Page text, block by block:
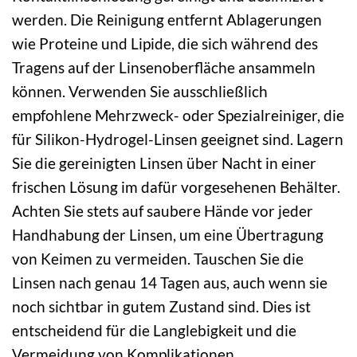
werden. Die Reinigung entfernt Ablagerungen
wie Proteine und Lipide, die sich während des
Tragens auf der Linsenoberfläche ansammeln
können. Verwenden Sie ausschließlich
empfohlene Mehrzweck- oder Spezialreiniger, die
für Silikon-Hydrogel-Linsen geeignet sind. Lagern
Sie die gereinigten Linsen über Nacht in einer
frischen Lösung im dafür vorgesehenen Behälter.
Achten Sie stets auf saubere Hände vor jeder
Handhabung der Linsen, um eine Übertragung
von Keimen zu vermeiden. Tauschen Sie die
Linsen nach genau 14 Tagen aus, auch wenn sie
noch sichtbar in gutem Zustand sind. Dies ist
entscheidend für die Langlebigkeit und die